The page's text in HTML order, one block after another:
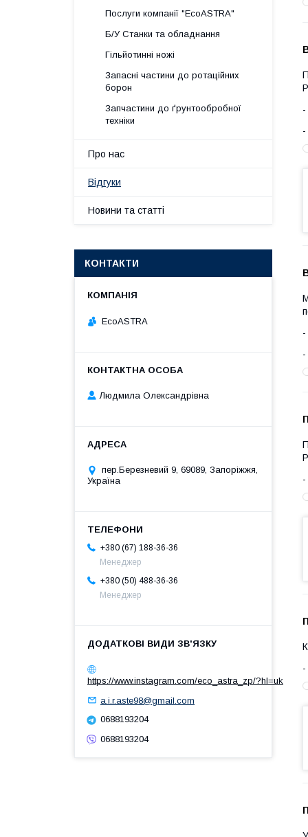
Послуги компанії "EcoASTRA"
Б/У Станки та обладнання
Гільйотинні ножі
Запасні частини до ротаційних
борон
Запчастини до ґрунтообробної
техніки
Про нас
Відгуки
Новини та статті
КОНТАКТИ
EcoASTRA
Людмила Олександрівна
пер.Березневий 9, 69089, Запоріжжя,
Україна
+380 (67) 188-36-36
Менеджер
+380 (50) 488-36-36
Менеджер
https://www.instagram.com/eco_astra_zp/?hl=uk
a.i.r.aste98@gmail.com
0688193204
0688193204